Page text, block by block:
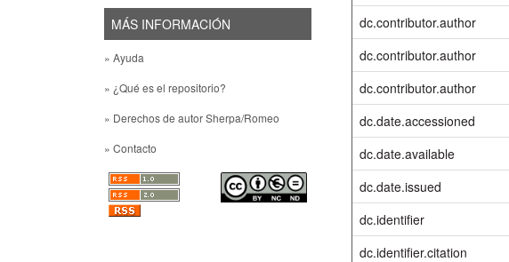
MÁS INFORMACIÓN
» Ayuda
» ¿Qué es el repositorio?
» Derechos de autor Sherpa/Romeo
» Contacto
dc.contributor.author
dc.contributor.author
dc.contributor.author
dc.date.accessioned
dc.date.available
dc.date.issued
dc.identifier
dc.identifier.citation